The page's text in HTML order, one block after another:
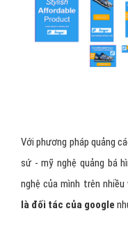
Với phương pháp quảng
sứ - mỹ nghệ quảng bá
nghệ của mình trên
là đối tác của google